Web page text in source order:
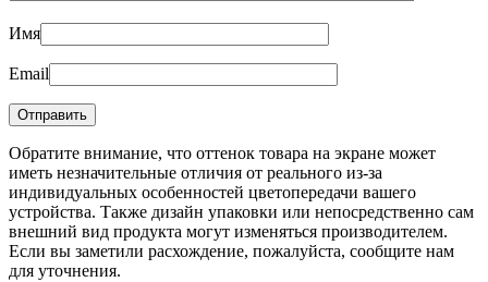
Имя
Email
Обратите внимание, что оттенок товара на экране может
иметь незначительные отличия от реального из-за
индивидуальных особенностей цветопередачи вашего
устройства. Также дизайн упаковки или непосредственно сам
внешний вид продукта могут изменяться производителем.
Если вы заметили расхождение, пожалуйста, сообщите нам
для уточнения.